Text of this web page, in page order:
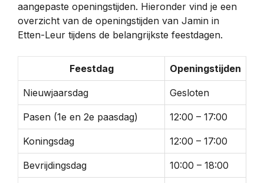
aangepaste openingstijden. Hieronder vind je een
overzicht van de openingstijden van Jamin in
Etten-Leur tijdens de belangrijkste feestdagen.
Feestdag Openingstijden
Nieuwjaarsdag Gesloten
Pasen (1e en 2e paasdag) 12:00 – 17:00
Koningsdag 12:00 – 17:00
Bevrijdingsdag 10:00 – 18:00